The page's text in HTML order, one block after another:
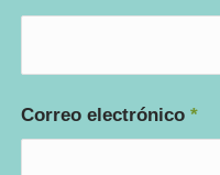
Correo electrónico *